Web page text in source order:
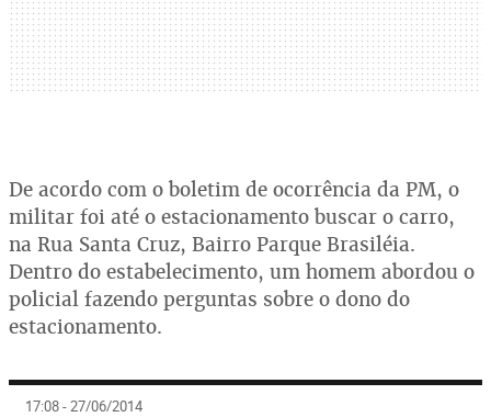
De acordo com o boletim de ocorrência da PM, o
militar foi até o estacionamento buscar o carro,
na Rua Santa Cruz, Bairro Parque Brasiléia.
Dentro do estabelecimento, um homem abordou o
policial fazendo perguntas sobre o dono do
estacionamento.
17:08 - 27/06/2014